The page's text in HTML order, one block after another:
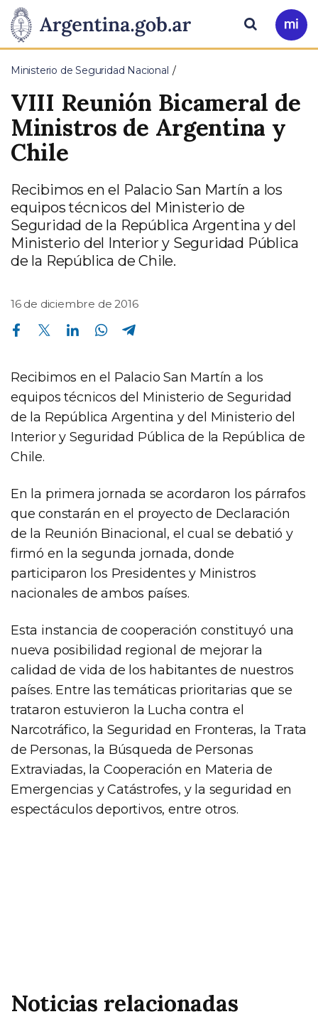
Presidencia
de
la
Nación
Pasar al contenido principal
Ir
a
Buscar
Ministerio de Seguridad Nacional
VIII Reunión Bicameral de
Ministros de Argentina y
Chile
Recibimos en el Palacio San Martín a los
equipos técnicos del Ministerio de
Seguridad de la República Argentina y del
Ministerio del Interior y Seguridad Pública
de la República de Chile.
16 de diciembre de 2016
Compartir en Facebook Compartir en Twitter Compartir en Linkedin Compartir en Whatsapp
Recibimos en el Palacio San Martín a los
equipos técnicos del Ministerio de Seguridad
de la República Argentina y del Ministerio del
Interior y Seguridad Pública de la República de
Chile.
En la primera jornada se acordaron los párrafos
que constarán en el proyecto de Declaración
de la Reunión Binacional, el cual se debatió y
firmó en la segunda jornada, donde
participaron los Presidentes y Ministros
nacionales de ambos países.
Esta instancia de cooperación constituyó una
nueva posibilidad regional de mejorar la
calidad de vida de los habitantes de nuestros
países. Entre las temáticas prioritarias que se
trataron estuvieron la Lucha contra el
Narcotráfico, la Seguridad en Fronteras, la Trata
de Personas, la Búsqueda de Personas
Extraviadas, la Cooperación en Materia de
Emergencias y Catástrofes, y la seguridad en
espectáculos deportivos, entre otros.
Noticias relacionadas